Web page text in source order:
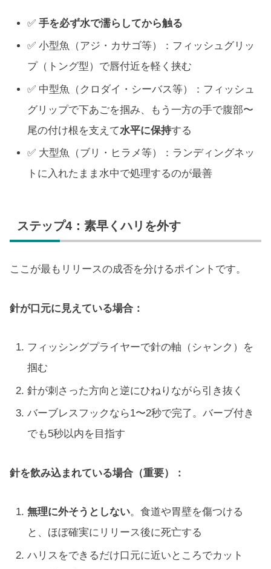
✅手を必ず水で濡らしてから触る
✅ 小型魚（アジ・カサゴ等）：フィッシュグリッ
プ（トング型）で唇付近を軽く挟む
✅ 中型魚（クロダイ・シーバス等）：フィッシュ
グリップで下あごを掴み、もう一方の手で腹部〜
尾の付け根を支えて水平に保持する
✅ 大型魚（ブリ・ヒラメ等）：ランディングネッ
トに入れたまま水中で処理するのが最善
ステップ4：素早くハリを外す
ここが最もリリースの成否を分けるポイントです。
針が口元に見えている場合：
フィッシングプライヤーで針の軸（シャンク）を
掴む
針が刺さった方向と逆にひねりながら引き抜く
バーブレスフックなら1〜2秒で完了。バーブ付き
でも5秒以内を目指す
針を飲み込まれている場合（重要）：
無理に外そうとしない。食道や胃壁を傷つける
と、ほぼ確実にリリース後に死亡する
ハリスをできるだけ口元に近いところでカット